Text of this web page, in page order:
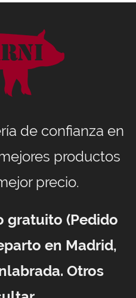
de confianza en
productos
precio.
gratuito (Pedido
en Madrid,
Otros